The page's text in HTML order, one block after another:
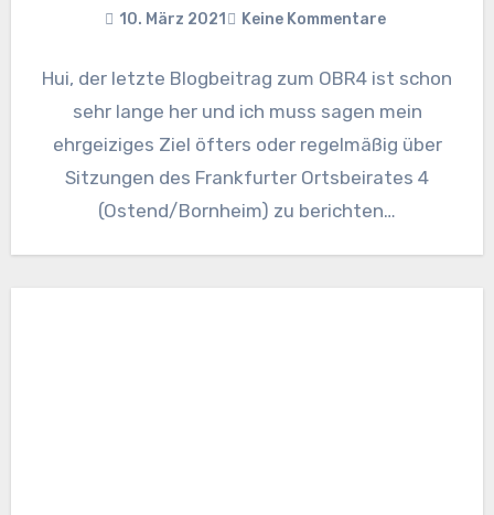
10. März 2021 Keine Kommentare
Hui, der letzte Blogbeitrag zum OBR4 ist schon
sehr lange her und ich muss sagen mein
ehrgeiziges Ziel öfters oder regelmäßig über
Sitzungen des Frankfurter Ortsbeirates 4
(Ostend/Bornheim) zu berichten…